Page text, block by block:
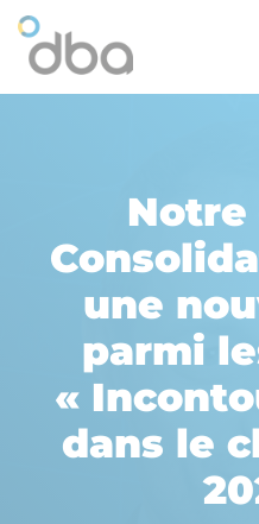
Accès
Accès
Notre
une
parmi
«
dans le